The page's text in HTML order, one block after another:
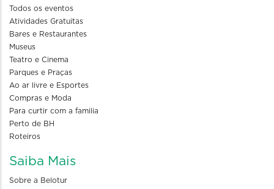
Todos os eventos
Atividades Gratuitas
Bares e Restaurantes
Museus
Teatro e Cinema
Parques e Praças
Ao ar livre e Esportes
Compras e Moda
Para curtir com a familia
Perto de BH
Roteiros
Saiba Mais
Sobre a Belotur